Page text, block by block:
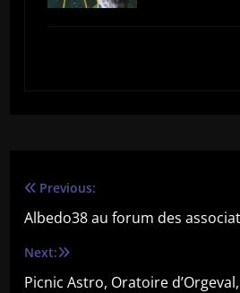
Navigation
de
l’article
Previous:
Albedo38 au forum des
Next:
Picnic Astro, Oratoire